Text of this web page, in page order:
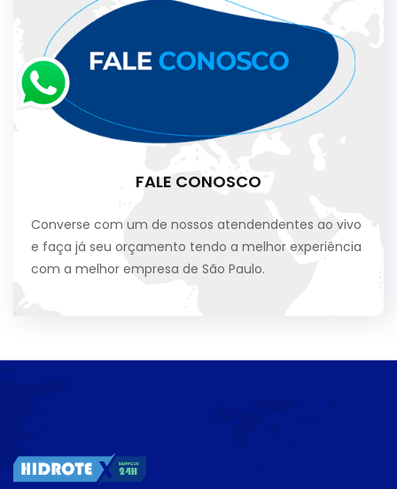
FALE CONOSCO
Converse com um de nossos atendendentes ao vivo
e faça já seu orçamento tendo a melhor experiência
com a melhor empresa de São Paulo.